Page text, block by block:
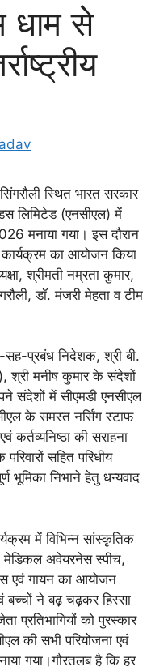
धाम से
स्थित भारत सरकार
लिमिटेड (एनसीएल) में
मनाया गया। इस दौरान
का आयोजन किया
श्रीमती नम्रता कुमार,
डॉ. मंजरी मेहता व टीम
सह-प्रबंध निदेशक, श्री बी.
श्री मनीष कुमार के संदेशों
संदेशों में सीएमडी एनसीएल
के समस्त नर्सिंग स्टाफ
कर्तव्यनिष्ठा की सराहना
सहित परिधीय
भूमिका निभाने हेतु धन्यवाद
में विभिन्न सांस्कृतिक
मेडिकल अवेयरनेस स्पीच,
एवं गायन का आयोजन
बच्चों ने बढ़ चढ़कर हिस्सा
प्रतिभागियों को पुरस्कार
की सभी परियोजना एवं
गया।गौरतलब है कि हर